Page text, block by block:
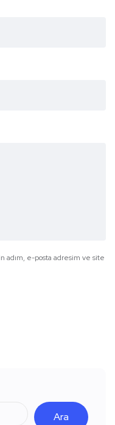
adım, e-posta adresim ve site
Ara